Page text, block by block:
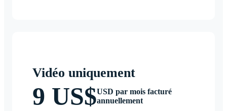
Vidéo uniquement
9 US$USD par mois facturé
annuellement